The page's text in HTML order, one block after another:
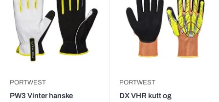
PORTWEST
PW3 Vinter hanske
PORTWEST
DX VHR kutt og